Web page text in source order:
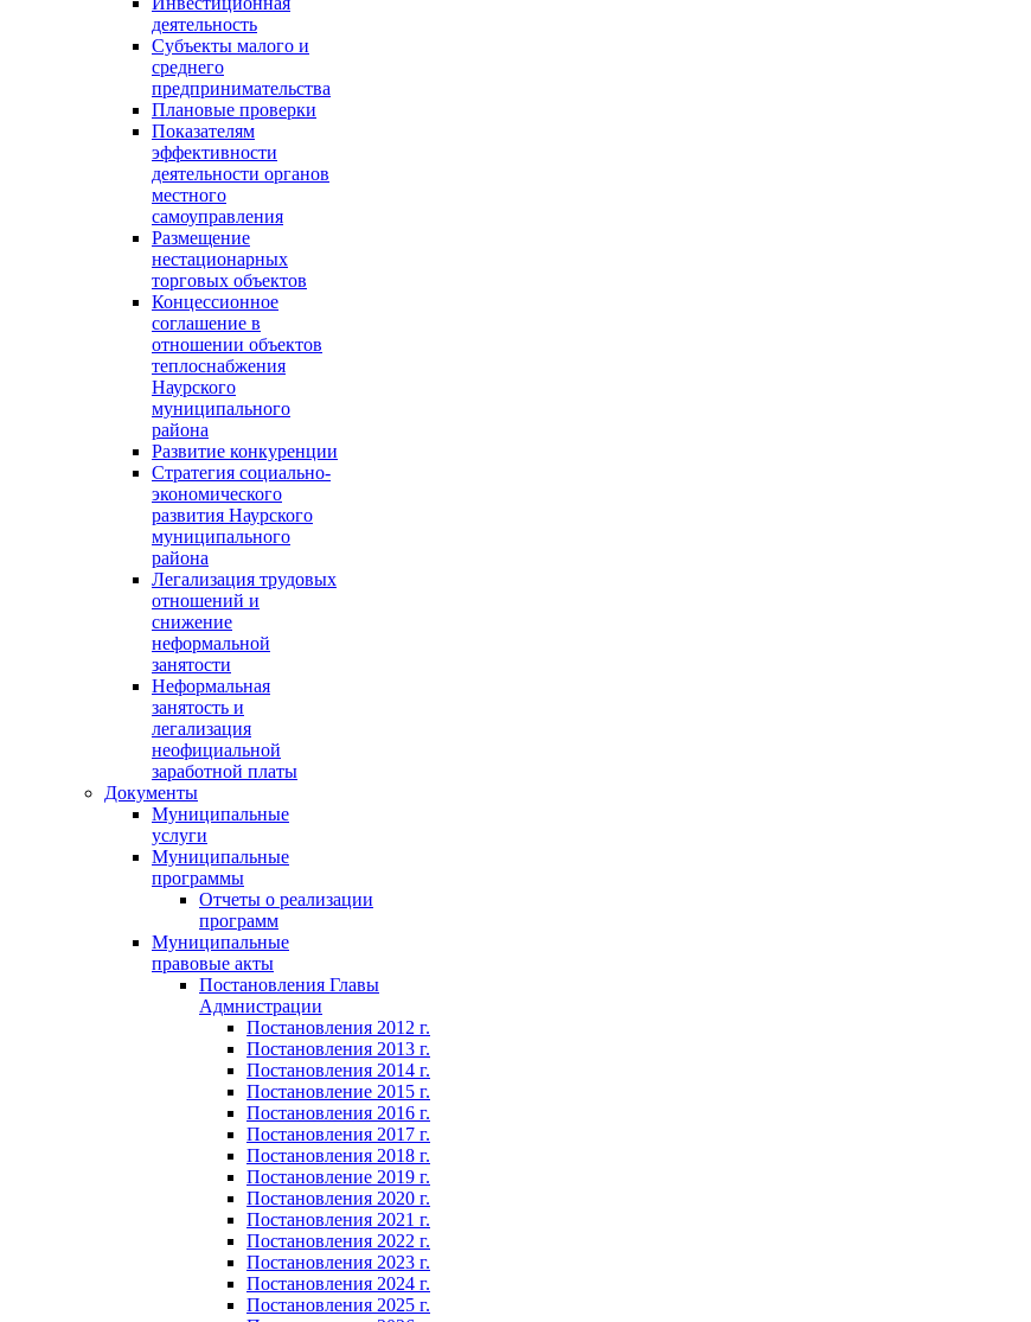
деятельность
Субъекты малого и
среднего
предпринимательства
Плановые проверки
Показателям
эффективности
деятельности органов
местного
самоуправления
Размещение
нестационарных
торговых объектов
Концессионное
соглашение в
отношении объектов
теплоснабжения
Наурского
муниципального
района
Развитие конкуренции
Стратегия социально-
экономического
развития Наурского
муниципального
района
Легализация трудовых
отношений и
снижение
неформальной
занятости
Неформальная
занятость и
легализация
неофициальной
заработной платы
Документы
Муниципальные
услуги
Муниципальные
программы
Отчеты о реализации
программ
Муниципальные
правовые акты
Постановления Главы
Адмнистрации
Постановления 2012 г.
Постановления 2013 г.
Постановления 2014 г.
Постановление 2015 г.
Постановления 2016 г.
Постановления 2017 г.
Постановления 2018 г.
Постановление 2019 г.
Постановления 2020 г.
Постановления 2021 г.
Постановления 2022 г.
Постановления 2023 г.
Постановления 2024 г.
Постановления 2025 г.